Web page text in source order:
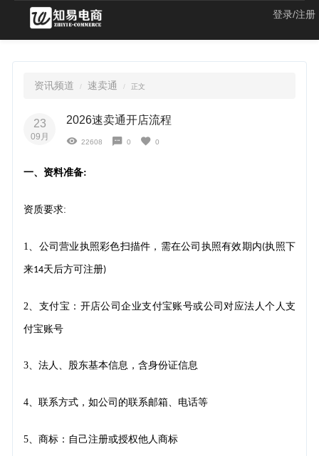
登录/注册
资讯频道 速卖通 正文
23
09月
2026速卖通开店流程
22608 0 0
一、资料准备:
资质要求:
1、公司营业执照彩色扫描件，需在公司执照有效期内(执照下
来14天后方可注册)
2、支付宝 ： 开店公司企业支付宝账号或公司对应法人个人支
付宝账号
3、法人、股东基本信息，含身份证信息
4、联系方式，如公司的联系邮箱、电话等
5、商标 ： 自己注册或授权他人商标